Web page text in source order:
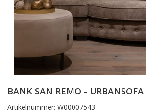
BANK SAN REMO - URBANSOFA
Artikelnummer: W00007543